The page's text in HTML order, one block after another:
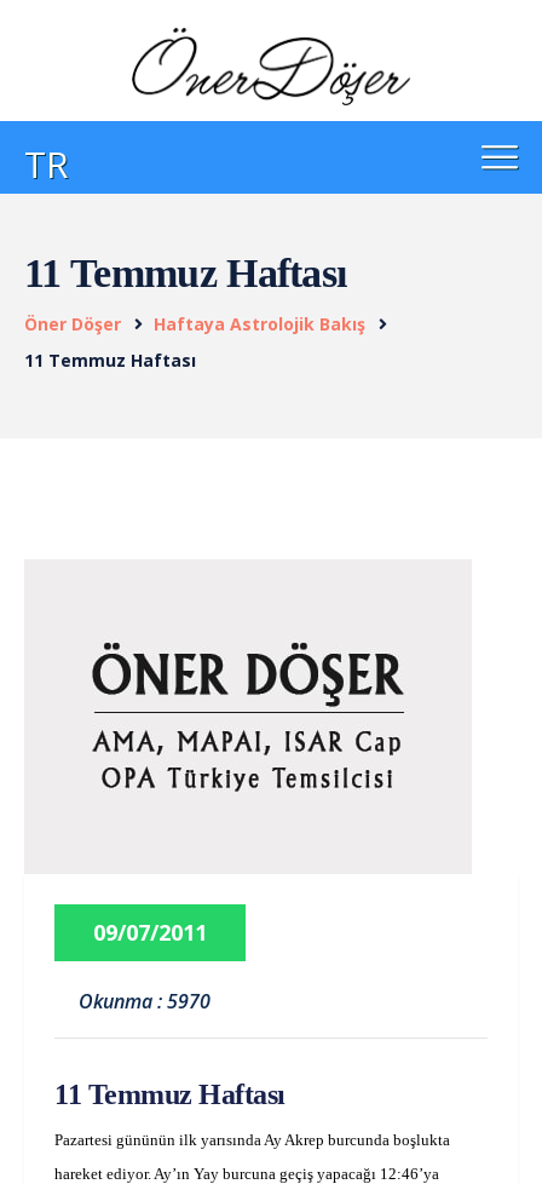
TR
11 Temmuz Haftası
Öner Döşer
Haftaya Astrolojik Bakış
11 Temmuz Haftası
09/07/2011
Okunma : 5970
11 Temmuz Haftası
Pazartesi gününün ilk yarısında Ay Akrep burcunda boşlukta
hareket ediyor. Ay’ın Yay burcuna geçiş yapacağı 12:46’ya